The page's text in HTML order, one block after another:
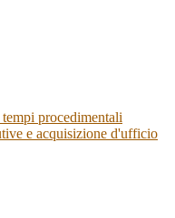
procedimentali
e acquisizione d'ufficio